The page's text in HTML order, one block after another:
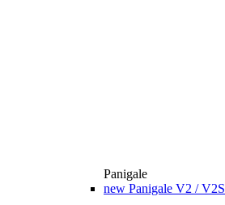
Panigale
new Panigale V2 / V2S